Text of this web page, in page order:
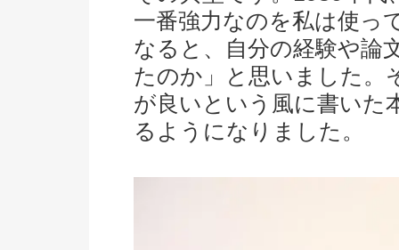
一番強力なのを私は使っ
なると、自分の経験や論
たのか」と思いました。
が良いという風に書いた
るようになりました。